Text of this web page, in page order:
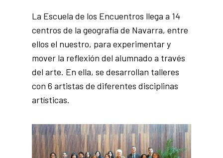
La Escuela de los Encuentros llega a 14
centros de la geografía de Navarra, entre
ellos el nuestro, para experimentar y
mover la reflexión del alumnado a través
del arte. En ella, se desarrollan talleres
con 6 artistas de diferentes disciplinas
artísticas.